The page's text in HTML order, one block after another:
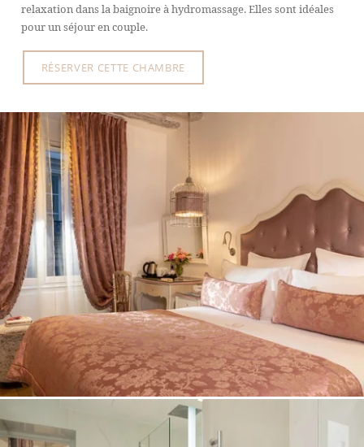
relaxation dans la baignoire à hydromassage. Elles sont idéales
pour un séjour en couple.
RÉSERVER CETTE CHAMBRE